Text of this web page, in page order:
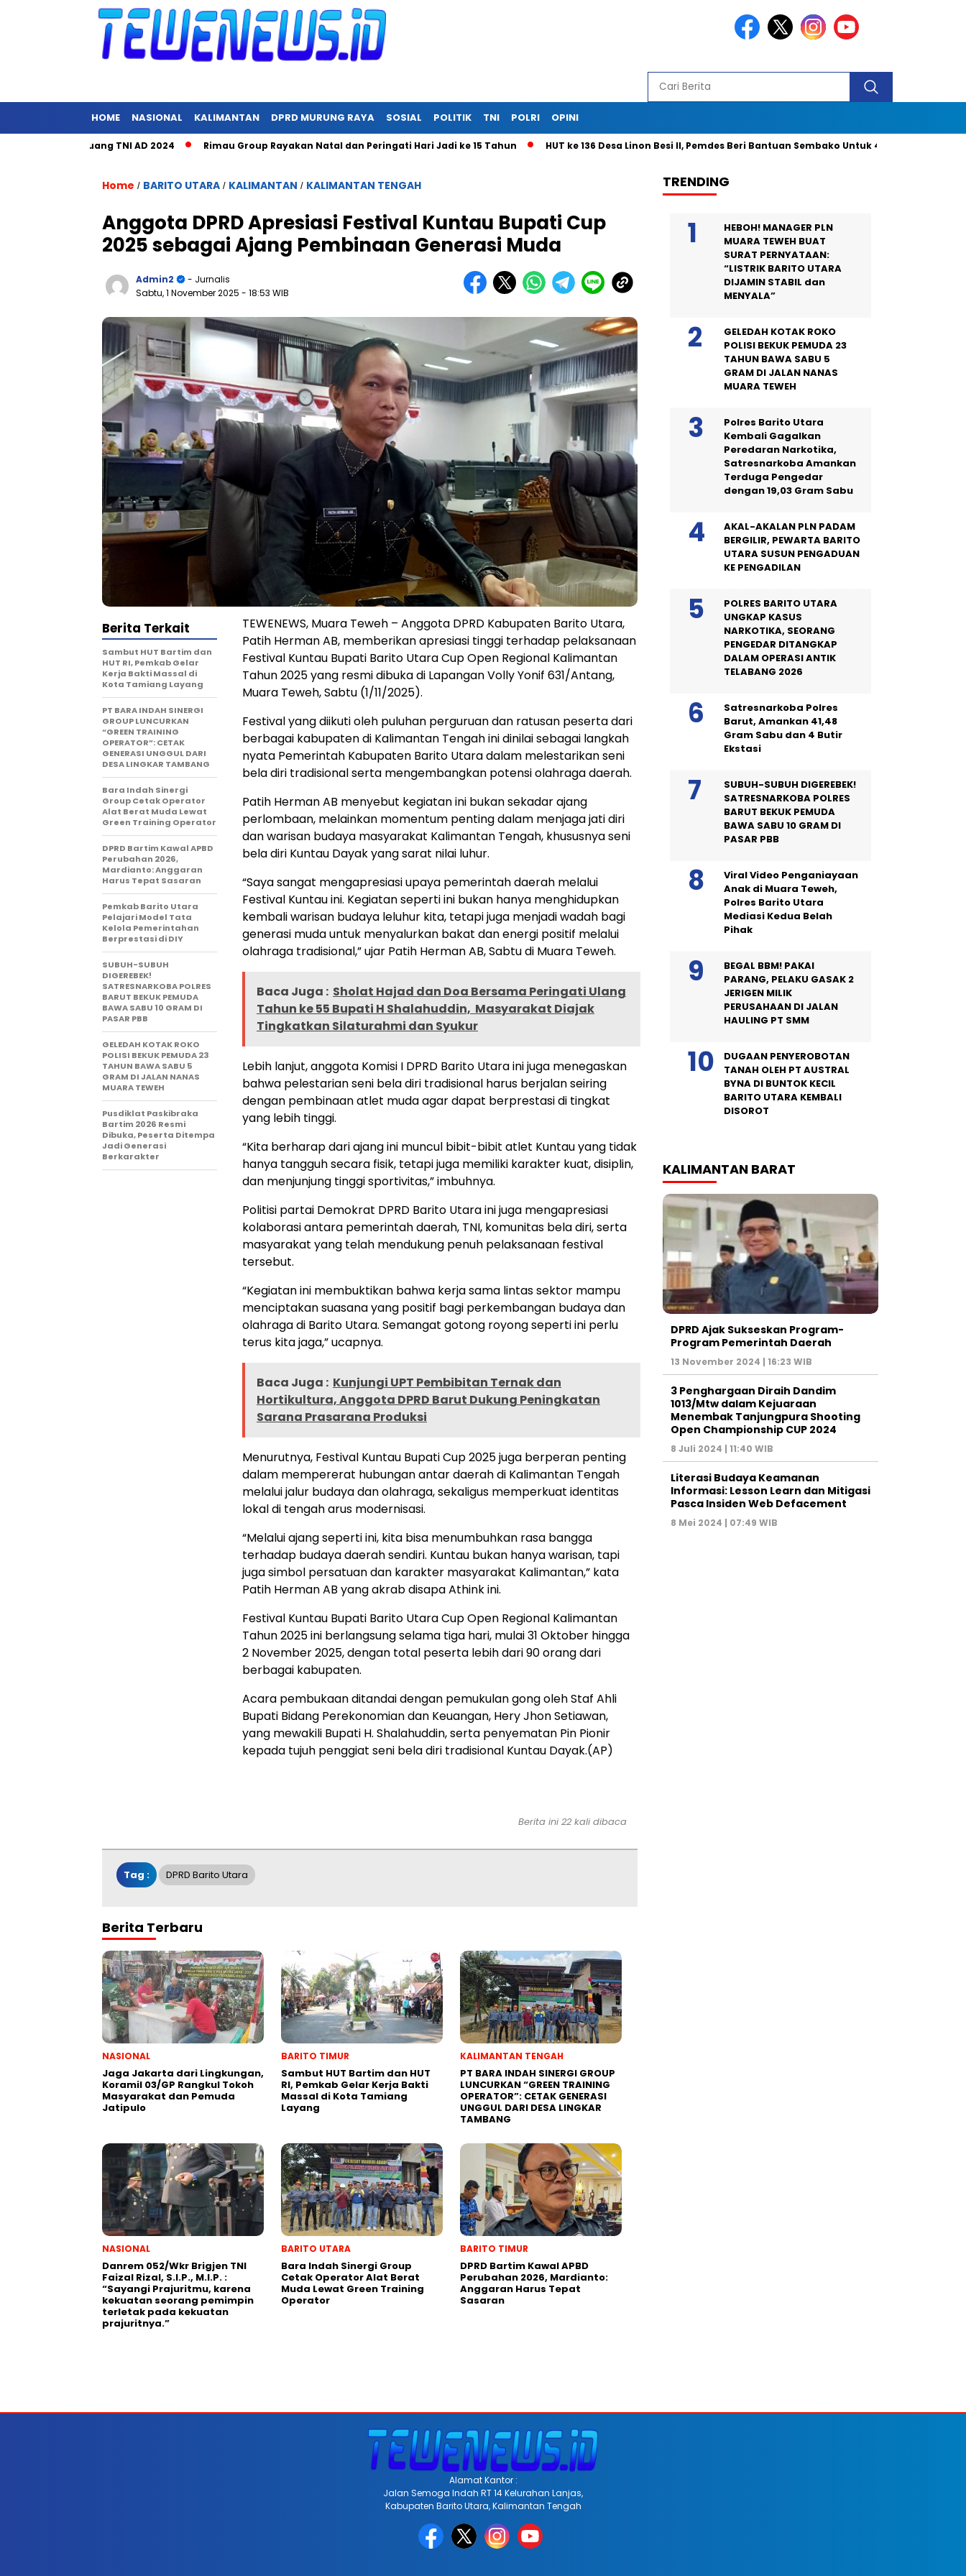
HOME NASIONAL KALIMANTAN DPRD MURUNG RAYA SOSIAL POLITIK TNI POLRI OPINI
Hari Juang TNI AD 2024 Rimau Group Rayakan Natal dan Peringati Hari Jadi ke 15 Tahun HUT ke 136 Desa Linon Besi II, Pemdes Beri Bantuan Sembako Untuk 40 Kepala Keluarga dan 2
Home / BARITO UTARA / KALIMANTAN / KALIMANTAN TENGAH
Anggota DPRD Apresiasi Festival Kuntau Bupati Cup
2025 sebagai Ajang Pembinaan Generasi Muda
Admin2
- Jurnalis
Sabtu, 1 November 2025 - 18:53 WIB
TEWENEWS, Muara Teweh – Anggota DPRD Kabupaten Barito Utara,
Patih Herman AB, memberikan apresiasi tinggi terhadap pelaksanaan
Festival Kuntau Bupati Barito Utara Cup Open Regional Kalimantan
Tahun 2025 yang resmi dibuka di Lapangan Volly Yonif 631/Antang,
Muara Teweh, Sabtu (1/11/2025).
Festival yang diikuti oleh puluhan perguruan dan ratusan peserta dari
berbagai kabupaten di Kalimantan Tengah ini dinilai sebagai langkah
nyata Pemerintah Kabupaten Barito Utara dalam melestarikan seni
bela diri tradisional serta mengembangkan potensi olahraga daerah.
Patih Herman AB menyebut kegiatan ini bukan sekadar ajang
perlombaan, melainkan momentum penting dalam menjaga jati diri
dan warisan budaya masyarakat Kalimantan Tengah, khususnya seni
bela diri Kuntau Dayak yang sarat nilai luhur.
“Saya sangat mengapresiasi upaya pemerintah daerah melalui
Festival Kuntau ini. Kegiatan seperti ini bukan hanya menghidupkan
kembali warisan budaya leluhur kita, tetapi juga menjadi wadah bagi
generasi muda untuk menyalurkan bakat dan energi positif melalui
olahraga tradisional,” ujar Patih Herman AB, Sabtu di Muara Teweh.
Baca Juga : Sholat Hajad dan Doa Bersama Peringati Ulang
Tahun ke 55 Bupati H Shalahuddin, Masyarakat Diajak
Tingkatkan Silaturahmi dan Syukur
Lebih lanjut, anggota Komisi I DPRD Barito Utara ini juga menegaskan
bahwa pelestarian seni bela diri tradisional harus berjalan seiring
dengan pembinaan atlet muda agar dapat berprestasi di tingkat
yang lebih tinggi.
“Kita berharap dari ajang ini muncul bibit-bibit atlet Kuntau yang tidak
hanya tangguh secara fisik, tetapi juga memiliki karakter kuat, disiplin,
dan menjunjung tinggi sportivitas,” imbuhnya.
Politisi partai Demokrat DPRD Barito Utara ini juga mengapresiasi
kolaborasi antara pemerintah daerah, TNI, komunitas bela diri, serta
masyarakat yang telah mendukung penuh pelaksanaan festival
tersebut.
“Kegiatan ini membuktikan bahwa kerja sama lintas sektor mampu
menciptakan suasana yang positif bagi perkembangan budaya dan
olahraga di Barito Utara. Semangat gotong royong seperti ini perlu
terus kita jaga,” ucapnya.
Baca Juga : Kunjungi UPT Pembibitan Ternak dan
Hortikultura, Anggota DPRD Barut Dukung Peningkatan
Sarana Prasarana Produksi
Menurutnya, Festival Kuntau Bupati Cup 2025 juga berperan penting
dalam mempererat hubungan antar daerah di Kalimantan Tengah
melalui jalur budaya dan olahraga, sekaligus memperkuat identitas
lokal di tengah arus modernisasi.
“Melalui ajang seperti ini, kita bisa menumbuhkan rasa bangga
terhadap budaya daerah sendiri. Kuntau bukan hanya warisan, tapi
juga simbol persatuan dan karakter masyarakat Kalimantan,” kata
Patih Herman AB yang akrab disapa Athink ini.
Festival Kuntau Bupati Barito Utara Cup Open Regional Kalimantan
Tahun 2025 ini berlangsung selama tiga hari, mulai 31 Oktober hingga
2 November 2025, dengan total peserta lebih dari 90 orang dari
berbagai kabupaten.
Acara pembukaan ditandai dengan pemukulan gong oleh Staf Ahli
Bupati Bidang Perekonomian dan Keuangan, Hery Jhon Setiawan,
yang mewakili Bupati H. Shalahuddin, serta penyematan Pin Pionir
kepada tujuh penggiat seni bela diri tradisional Kuntau Dayak.(AP)
Berita Terkait
Sambut HUT Bartim dan
HUT RI, Pemkab Gelar
Kerja Bakti Massal di
Kota Tamiang Layang
PT BARA INDAH SINERGI
GROUP LUNCURKAN
“GREEN TRAINING
OPERATOR”: CETAK
GENERASI UNGGUL DARI
DESA LINGKAR TAMBANG
Bara Indah Sinergi
Group Cetak Operator
Alat Berat Muda Lewat
Green Training Operator
DPRD Bartim Kawal APBD
Perubahan 2026,
Mardianto: Anggaran
Harus Tepat Sasaran
Pemkab Barito Utara
Pelajari Model Tata
Kelola Pemerintahan
Berprestasi di DIY
SUBUH-SUBUH
DIGEREBEK!
SATRESNARKOBA POLRES
BARUT BEKUK PEMUDA
BAWA SABU 10 GRAM DI
PASAR PBB
GELEDAH KOTAK ROKO
POLISI BEKUK PEMUDA 23
TAHUN BAWA SABU 5
GRAM DI JALAN NANAS
MUARA TEWEH
Pusdiklat Paskibraka
Bartim 2026 Resmi
Dibuka, Peserta Ditempa
Jadi Generasi
Berkarakter
Berita ini 22 kali dibaca
Tag : DPRD Barito Utara
Berita Terbaru
NASIONAL
Jaga Jakarta dari Lingkungan,
Koramil 03/GP Rangkul Tokoh
Masyarakat dan Pemuda
Jatipulo
BARITO TIMUR
Sambut HUT Bartim dan HUT
RI, Pemkab Gelar Kerja Bakti
Massal di Kota Tamiang
Layang
KALIMANTAN TENGAH
PT BARA INDAH SINERGI GROUP
LUNCURKAN “GREEN TRAINING
OPERATOR”: CETAK GENERASI
UNGGUL DARI DESA LINGKAR
TAMBANG
NASIONAL
Danrem 052/Wkr Brigjen TNI
Faizal Rizal, S.I.P., M.I.P. :
“Sayangi Prajuritmu, karena
kekuatan seorang pemimpin
terletak pada kekuatan
prajuritnya.”
BARITO UTARA
Bara Indah Sinergi Group
Cetak Operator Alat Berat
Muda Lewat Green Training
Operator
BARITO TIMUR
DPRD Bartim Kawal APBD
Perubahan 2026, Mardianto:
Anggaran Harus Tepat
Sasaran
TRENDING
HEBOH! MANAGER PLN
MUARA TEWEH BUAT
SURAT PERNYATAAN:
“LISTRIK BARITO UTARA
DIJAMIN STABIL dan
MENYALA”
GELEDAH KOTAK ROKO
POLISI BEKUK PEMUDA 23
TAHUN BAWA SABU 5
GRAM DI JALAN NANAS
MUARA TEWEH
Polres Barito Utara
Kembali Gagalkan
Peredaran Narkotika,
Satresnarkoba Amankan
Terduga Pengedar
dengan 19,03 Gram Sabu
AKAL-AKALAN PLN PADAM
BERGILIR, PEWARTA BARITO
UTARA SUSUN PENGADUAN
KE PENGADILAN
POLRES BARITO UTARA
UNGKAP KASUS
NARKOTIKA, SEORANG
PENGEDAR DITANGKAP
DALAM OPERASI ANTIK
TELABANG 2026
Satresnarkoba Polres
Barut, Amankan 41,48
Gram Sabu dan 4 Butir
Ekstasi
SUBUH-SUBUH DIGEREBEK!
SATRESNARKOBA POLRES
BARUT BEKUK PEMUDA
BAWA SABU 10 GRAM DI
PASAR PBB
Viral Video Penganiayaan
Anak di Muara Teweh,
Polres Barito Utara
Mediasi Kedua Belah
Pihak
BEGAL BBM! PAKAI
PARANG, PELAKU GASAK 2
JERIGEN MILIK
PERUSAHAAN DI JALAN
HAULING PT SMM
DUGAAN PENYEROBOTAN
TANAH OLEH PT AUSTRAL
BYNA DI BUNTOK KECIL
BARITO UTARA KEMBALI
DISOROT
KALIMANTAN BARAT
DPRD Ajak Sukseskan Program-
Program Pemerintah Daerah
13 November 2024 | 16:23 WIB
3 Penghargaan Diraih Dandim
1013/Mtw dalam Kejuaraan
Menembak Tanjungpura Shooting
Open Championship CUP 2024
8 Juli 2024 | 11:40 WIB
Literasi Budaya Keamanan
Informasi: Lesson Learn dan Mitigasi
Pasca Insiden Web Defacement
8 Mei 2024 | 07:49 WIB
Alamat Kantor :
Jalan Semoga Indah RT 14 Kelurahan Lanjas,
Kabupaten Barito Utara, Kalimantan Tengah